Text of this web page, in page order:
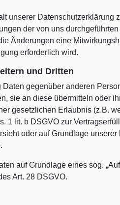
unserer Datenschutzerklärung
der von uns
Änderungen eine
erforderlich wird.
und Dritten
gegenüber anderen
sie an diese übermitteln oder
gesetzlichen Erlaubnis (z.B.
1 lit. b DSGVO zur
oder auf Grundlage
auf Grundlage eines sog.
Art. 28 DSGVO.